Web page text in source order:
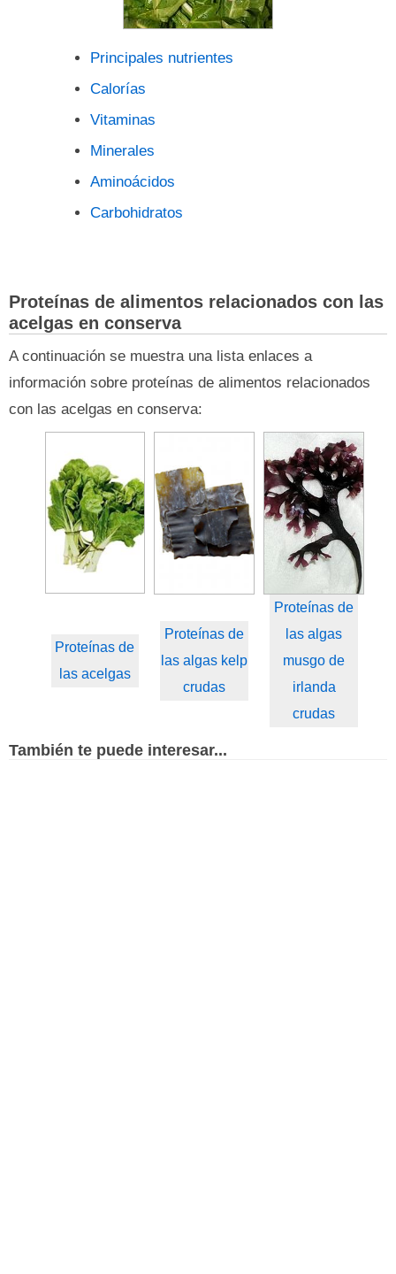
Principales nutrientes
Calorías
Vitaminas
Minerales
Aminoácidos
Carbohidratos
Proteínas de alimentos relacionados con las
acelgas en conserva
A continuación se muestra una lista enlaces a
información sobre proteínas de alimentos relacionados
con las acelgas en conserva:
Proteínas de
las acelgas
Proteínas de
las algas kelp
crudas
Proteínas de
las algas
musgo de
irlanda
crudas
También te puede interesar...